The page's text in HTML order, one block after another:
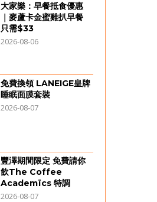
大家樂：早餐抵食優惠
｜麥蘆卡金蜜雞扒早餐
只需$33
2026-08-06
免費換領 LANEIGE皇牌
睡眠面膜套裝
2026-08-07
豐澤期間限定 免費請你
飲The Coffee
Academïcs 特調
2026-08-07